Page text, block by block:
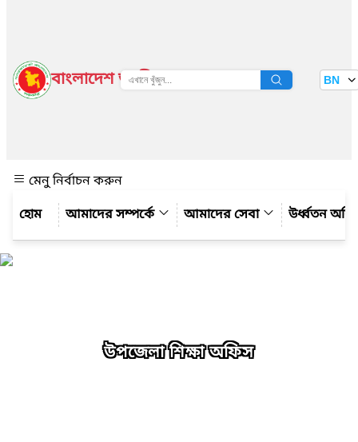
বাংলাদেশ জাতীয় তথ্য বাতায়ন BN
মেনু নির্বাচন করুন
আমাদের সম্পর্কে
আমাদের সেবা উর্ধ্বতন
উপজেলা শিক্ষা অফিস